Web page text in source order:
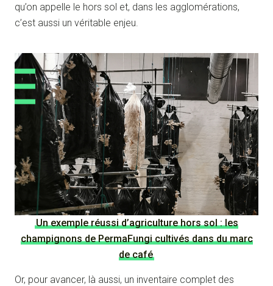
qu’on appelle le hors sol et, dans les agglomérations,
c’est aussi un véritable enjeu.
Un exemple réussi d’agriculture hors sol : les
champignons de PermaFungi cultivés dans du marc
de café
Or, pour avancer, là aussi, un inventaire complet des